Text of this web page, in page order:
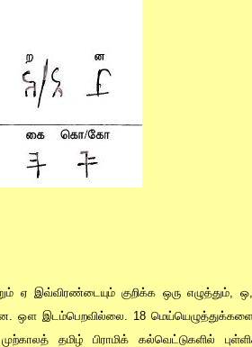
ஏ இவ்விரண்டையும் குறிக்க ஒரு எழுத்தும்,
ஔ இடம்பெறவில்லை. 18
தமிழ் பிராமிக் கல்வெட்டுகளில்